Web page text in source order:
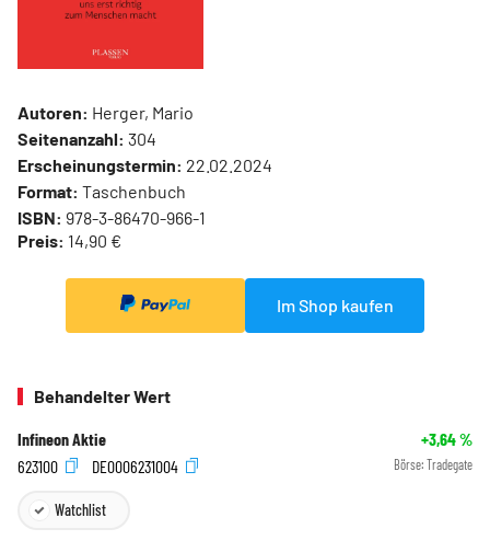
Autoren: Herger, Mario
Seitenanzahl: 304
Erscheinungstermin: 22.02.2024
Format: Taschenbuch
ISBN: 978-3-86470-966-1
Preis: 14,90 €
Im Shop kaufen
Behandelter Wert
Infineon Aktie +3,64%
623100
DE0006231004 Börse: Tradegate
Watchlist